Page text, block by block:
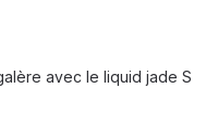
avec le liquid jade S